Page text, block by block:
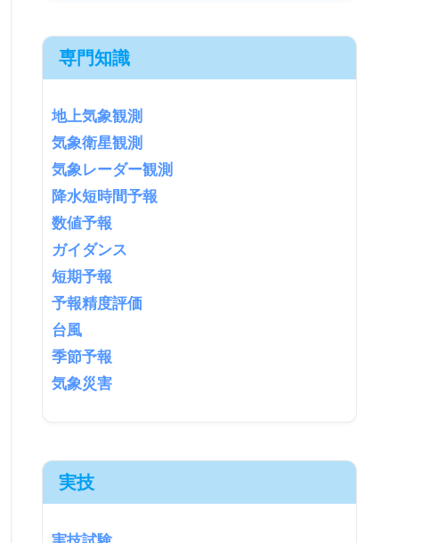
専門知識
地上気象観測
気象衛星観測
気象レーダー観測
降水短時間予報
数値予報
ガイダンス
短期予報
予報精度評価
台風
季節予報
気象災害
実技